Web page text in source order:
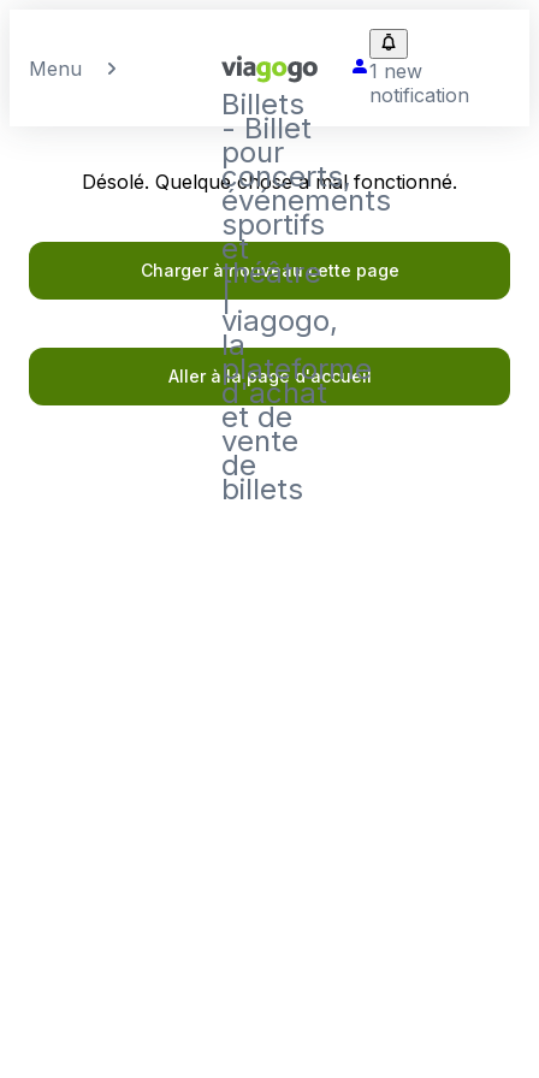
Menu
Billets
- Billet
pour
concerts,
événements
sportifs
et
théâtre
|
viagogo,
la
plateforme
d'achat
et de
vente
de
billets
1 new
notification
Désolé. Quelque chose a mal fonctionné.
Charger à nouveau cette page
Aller à la page d'accueil